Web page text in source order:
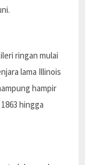
ringan mulai
lama Illinois
hampir
hingga